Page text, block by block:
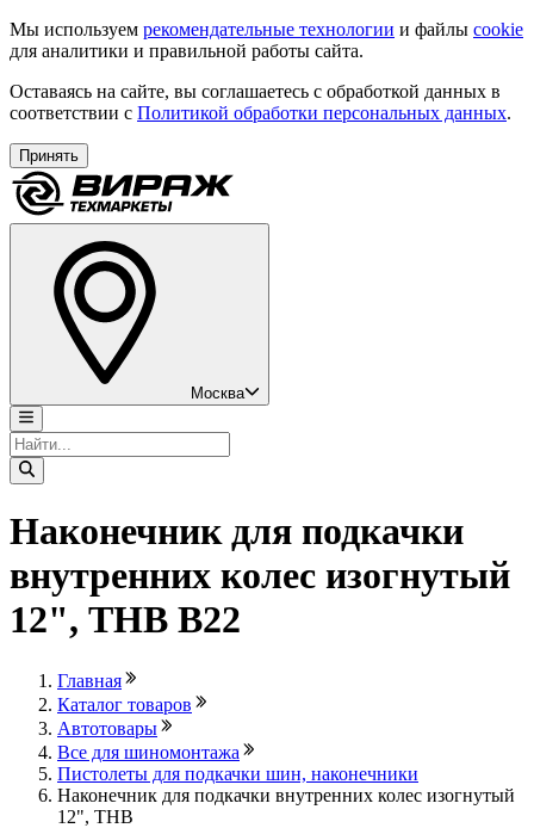
Мы используем рекомендательные технологии и файлы cookie
для аналитики и правильной работы сайта.
Оставаясь на сайте, вы соглашаетесь с обработкой данных в
соответствии с Политикой обработки персональных данных.
Принять
Москва
Наконечник для подкачки
внутренних колес изогнутый
12", THB B22
Главная
Каталог товаров
Автотовары
Все для шиномонтажа
Пистолеты для подкачки шин, наконечники
Наконечник для подкачки внутренних колес изогнутый
12", THB